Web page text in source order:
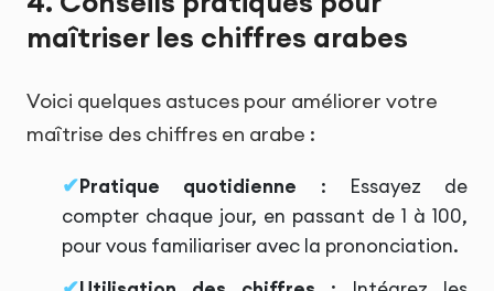
maîtriser les chiffres arabes
Voici quelques astuces pour améliorer votre
maîtrise des chiffres en arabe :
Pratique quotidienne : Essayez de
compter chaque jour, en passant de 1 à 100,
pour vous familiariser avec la prononciation.